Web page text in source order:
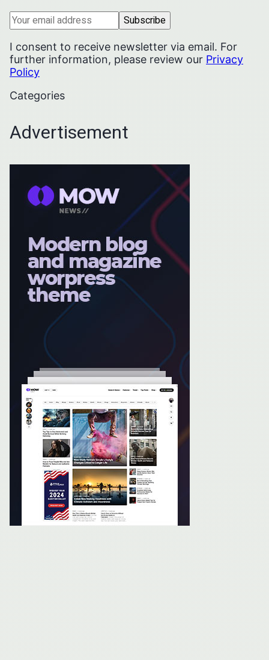
I consent to receive newsletter via email. For
further information, please review our Privacy
Policy
Categories
Advertisement